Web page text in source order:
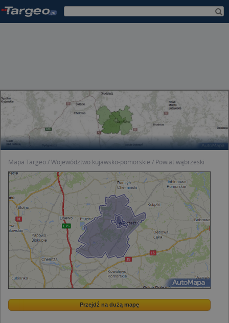
Mapa Targeo Województwo kujawsko-pomorskie Powiat wąbrzeski
Wstaw tę mapkę na swoją stronę
Przejdź na dużą mapę
Przejdź na dużą mapę